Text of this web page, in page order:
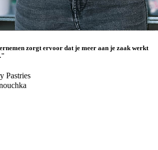
zorgt ervoor dat je meer aan je zaak werkt
Pastries